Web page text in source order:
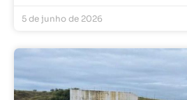
5 de junho de 2026